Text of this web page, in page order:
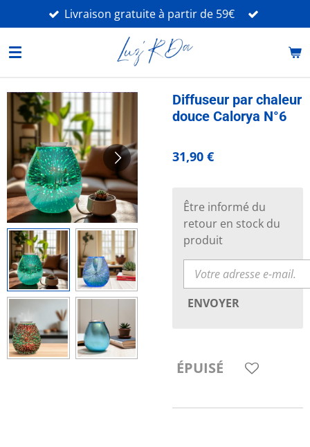
au
contenu
Livraison gratuite à partir de 59€
Diffuseur par chaleur
douce Calorya N°6
31,90 €
Être informé du
retour en stock du
produit
ENVOYER
ÉPUISÉ